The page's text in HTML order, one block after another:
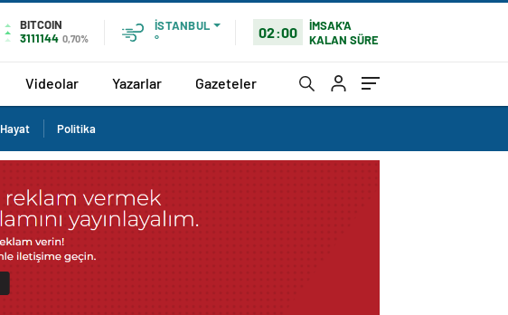
BITCOIN
3111144 0,70%
İSTANBUL
°
02:00
İMSAK'A
KALAN SÜRE
Videolar Yazarlar Gazeteler
Hayat Politika